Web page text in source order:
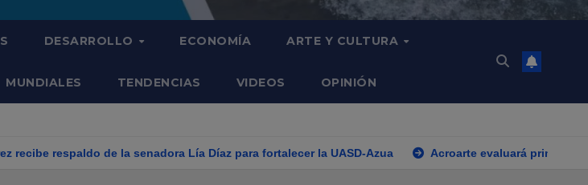
DESARROLLO ECONOMÍA ARTE Y CULTURA
MUNDIALES TENDENCIAS VIDEOS OPINIÓN
la senadora Lía Díaz para fortalecer la UASD-Azua Acroarte evaluará primer semestre del año en